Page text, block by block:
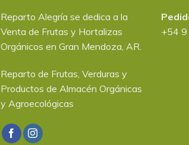
Reparto Alegría se dedica a la
Venta de Frutas y Hortalizas
Orgánicos en Gran Mendoza, AR.
Reparto de Frutas, Verduras y
Productos de Almacén Orgánicas
y Agroecológicas
+54